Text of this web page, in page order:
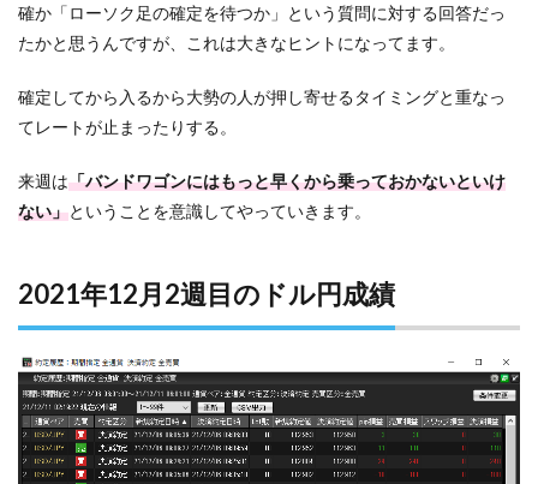
確か「ローソク足の確定を待つか」という質問に対する回答だっ
たかと思うんですが、これは大きなヒントになってます。
確定してから入るから大勢の人が押し寄せるタイミングと重なっ
てレートが止まったりする。
来週は「バンドワゴンにはもっと早くから乗っておかないといけ
ない」ということを意識してやっていきます。
2021年12月2週目のドル円成績